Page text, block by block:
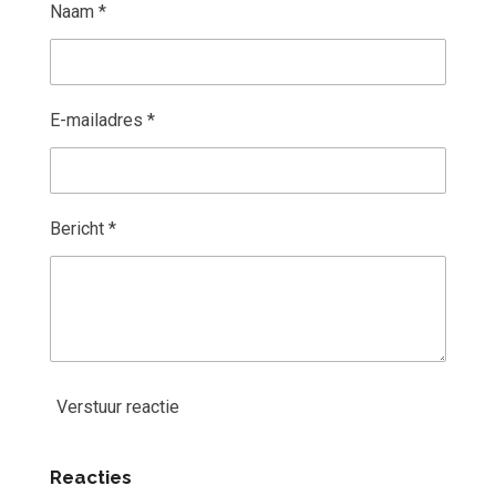
Naam *
E-mailadres *
Bericht *
Verstuur reactie
Reacties